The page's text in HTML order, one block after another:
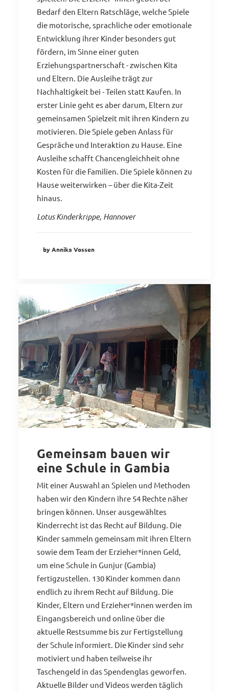
Bedarf den Eltern Ratschläge, welche Spiele
die motorische, sprachliche oder emotionale
Entwicklung ihrer Kinder besonders gut
fördern, im Sinne einer guten
Erziehungspartnerschaft - zwischen Kita
und Eltern. Die Ausleihe trägt zur
Nachhaltigkeit bei - Teilen statt Kaufen. In
erster Linie geht es aber darum, Eltern zur
gemeinsamen Spielzeit mit ihren Kindern zu
motivieren. Die Spiele geben Anlass für
Gespräche und Interaktion zu Hause. Eine
Ausleihe schafft Chancengleichheit ohne
Kosten für die Familien. Die Spiele können zu
Hause weiterwirken – über die Kita-Zeit
hinaus.
Lotus Kinderkrippe, Hannover
by Annika Vossen
Gemeinsam bauen wir
eine Schule in Gambia
Mit einer Auswahl an Spielen und Methoden
haben wir den Kindern ihre 54 Rechte näher
bringen können. Unser ausgewähltes
Kinderrecht ist das Recht auf Bildung. Die
Kinder sammeln gemeinsam mit ihren Eltern
sowie dem Team der Erzieher*innen Geld,
um eine Schule in Gunjur (Gambia)
fertigzustellen. 130 Kinder kommen dann
endlich zu ihrem Recht auf Bildung. Die
Kinder, Eltern und Erzieher*innen werden im
Eingangsbereich und online über die
aktuelle Restsumme bis zur Fertigstellung
der Schule informiert. Die Kinder sind sehr
motiviert und haben teilweise ihr
Taschengeld in das Spendenglas geworfen.
Aktuelle Bilder und Videos werden täglich